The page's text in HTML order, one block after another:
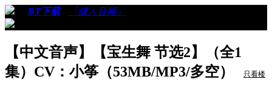
BT下载 『成人音频』
【中文音声】【宝生舞 节选2】（全1
集）CV：小筝（53MB/MP3/多空）
只看楼